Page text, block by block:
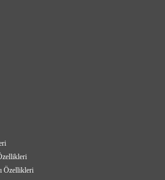
Özellikleri